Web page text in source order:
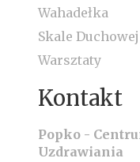
Wahadełka
Skale
Warsztaty
Kontakt
Popko -
Uzdrawiania